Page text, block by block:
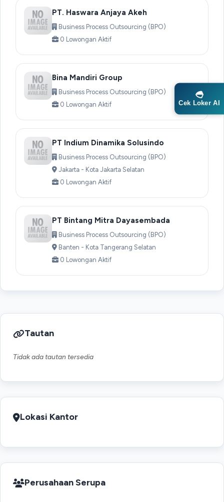
PT. Haswara Anjaya Akeh
Business Process Outsourcing (BPO)
0 Lowongan Aktif
Bina Mandiri Group
Business Process Outsourcing (BPO)
0 Lowongan Aktif
PT Indium Dinamika Solusindo
Business Process Outsourcing (BPO)
Jakarta - Kota Jakarta Selatan
0 Lowongan Aktif
PT Bintang Mitra Dayasembada
Business Process Outsourcing (BPO)
Banten - Kota Tangerang Selatan
0 Lowongan Aktif
Tautan
Tidak ada tautan tersedia
Lokasi Kantor
Perusahaan Serupa
Cek Loker AI